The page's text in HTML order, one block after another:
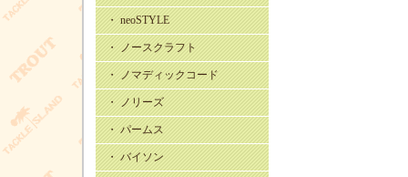
・ neoSTYLE
・ ノースクラフト
・ ノマディックコード
・ ノリーズ
・ パームス
・ バイソン